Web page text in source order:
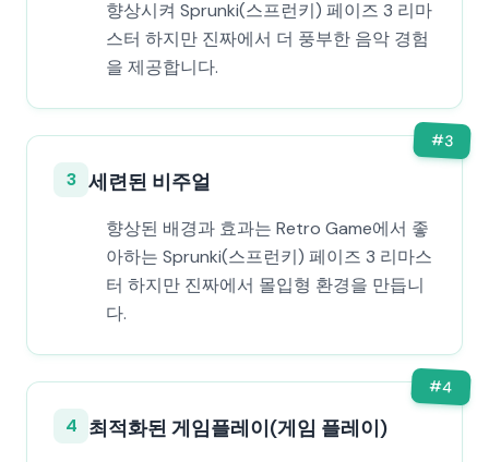
향상시켜 Sprunki(스프런키) 페이즈 3 리마
스터 하지만 진짜에서 더 풍부한 음악 경험
을 제공합니다.
#3
3 세련된 비주얼
향상된 배경과 효과는 Retro Game에서 좋
아하는 Sprunki(스프런키) 페이즈 3 리마스
터 하지만 진짜에서 몰입형 환경을 만듭니
다.
#4
4 최적화된 게임플레이(게임 플레이)